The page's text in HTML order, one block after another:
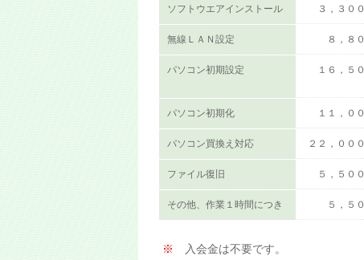
ソフトウエアインストール ３，３０
無線ＬＡＮ設定 ８，８
パソコン初期設定 １６，５
パソコン初期化 １１，０
パソコン買換え対応 ２２，００
ファイル復旧 ５，５０
その他、作業１時間につき ５，５
※
入会金は不要です。